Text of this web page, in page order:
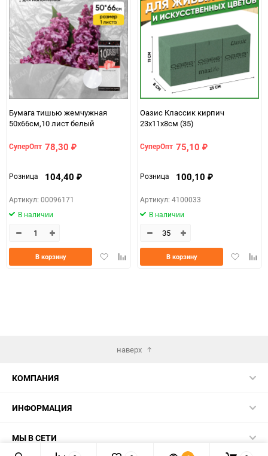
Бумага тишью жемчужная
50х66см,10 лист белый
СуперОпт 78,30 ₽
Розница 104,40 ₽
Артикул: 00096171
В наличии
ДобавитьДобавить
В корзину
Оазис Классик кирпич
23х11х8см (35)
СуперОпт 75,10 ₽
Розница 100,10 ₽
Артикул: 4100033
В наличии
Добавить
В корзину
наверх
КОМПАНИЯ
ИНФОРМАЦИЯ
МЫ В СЕТИ